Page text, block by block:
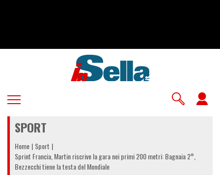
SPORT
Home Sport
Sprint Francia, Martin riscrive la gara nei primi 200 metri: Bagnaia 2°,
Bezzecchi tiene la testa del Mondiale